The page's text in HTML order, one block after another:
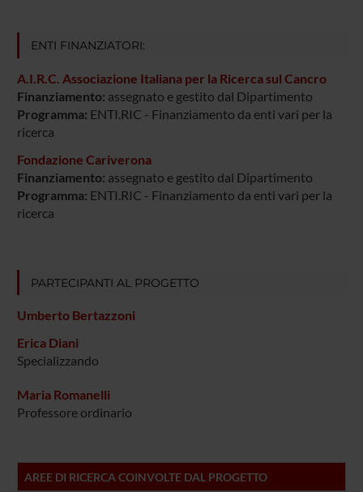
ENTI FINANZIATORI:
A.I.R.C. Associazione Italiana per la Ricerca sul Cancro
Finanziamento: assegnato e gestito dal Dipartimento
Programma: ENTI.RIC - Finanziamento da enti vari per la
ricerca
Fondazione Cariverona
Finanziamento: assegnato e gestito dal Dipartimento
Programma: ENTI.RIC - Finanziamento da enti vari per la
ricerca
PARTECIPANTI AL PROGETTO
Umberto Bertazzoni
Erica Diani
Specializzando
Maria Romanelli
Professore ordinario
AREE DI RICERCA COINVOLTE DAL PROGETTO